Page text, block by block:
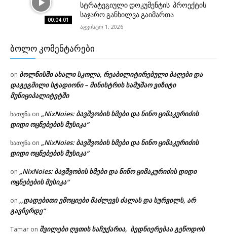
00:04:01
სტრატეგიული დოკუმენტის პროექტის
საჯარო განხილვა გაიმართა
აგვისტო 1, 2026
ᲑᲝᲚᲝ ᲙᲝᲛᲔᲜᲢᲐᲠᲔᲑᲘ
on ბოლნისში ახალი სკოლა, რეაბილიტირებული ბაღები და
დაგეგმილი სტადიონი – მინისტრის სამუშაო ვიზიტი
მუნიციპალიტეტში
ხათუნა on „NixNoies: ბავშვობის ხმები და ნინო ციმაკურიძის
დიდი ოცნებების მუსიკა“
ხათუნა on „NixNoies: ბავშვობის ხმები და ნინო ციმაკურიძის
დიდი ოცნებების მუსიკა“
on „NixNoies: ბავშვობის ხმები და ნინო ციმაკურიძის დიდი
ოცნებების მუსიკა“
on ,,დადებითი ემოციები მაძლევს ძალას და სურვილს, არ
გავჩერდე“
Tamar on შვილები ღვთის საჩუქარია, ბედნიერებაა გეწოდოს